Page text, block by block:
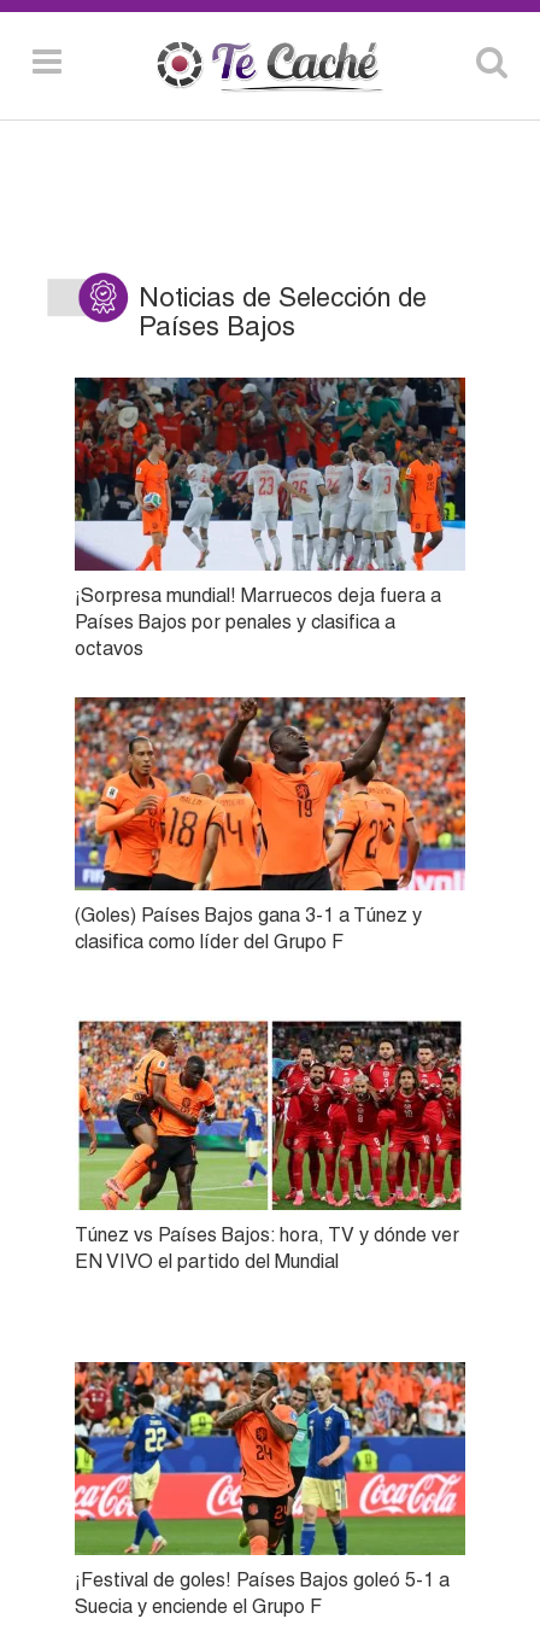
Noticias de Selección de
Países Bajos
¡Sorpresa mundial! Marruecos deja fuera a
Países Bajos por penales y clasifica a
octavos
(Goles) Países Bajos gana 3-1 a Túnez y
clasifica como líder del Grupo F
Túnez vs Países Bajos: hora, TV y dónde ver
EN VIVO el partido del Mundial
¡Festival de goles! Países Bajos goleó 5-1 a
Suecia y enciende el Grupo F